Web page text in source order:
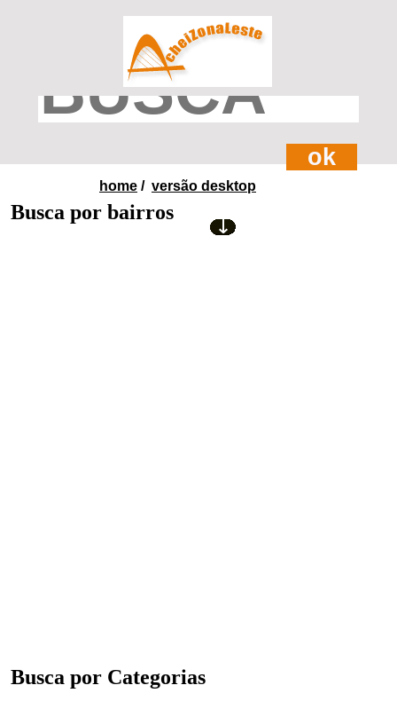
ok
home / versão desktop
Busca por bairros
Busca por Categorias